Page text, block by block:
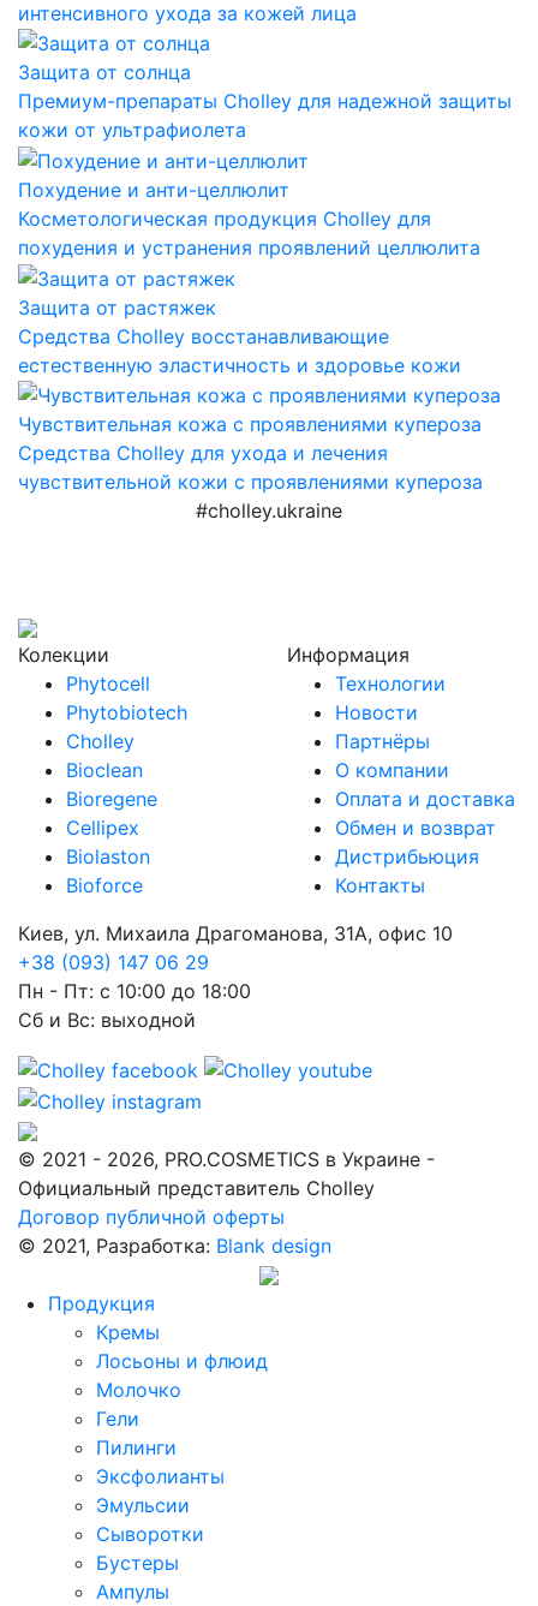
интенсивного ухода за кожей лица
Защита от солнца
Премиум-препараты Cholley для надежной защиты
кожи от ультрафиолета
Похудение и анти-целлюлит
Косметологическая продукция Cholley для
похудения и устранения проявлений целлюлита
Защита от растяжек
Средства Cholley восстанавливающие
естественную эластичность и здоровье кожи
Чувствительная кожа с проявлениями купероза
Средства Cholley для ухода и лечения
чувствительной кожи с проявлениями купероза
#cholley.ukraine
Колекции
Phytocell
Phytobiotech
Cholley
Bioclean
Bioregene
Cellipex
Biolaston
Bioforce
Информация
Технологии
Новости
Партнёры
О компании
Оплата и доставка
Обмен и возврат
Дистрибьюция
Контакты
Киев, ул. Михаила Драгоманова, 31А, офис 10
+38 (093) 147 06 29
Пн - Пт: с 10:00 до 18:00
Сб и Вс: выходной
© 2021 - 2026, PRO.COSMETICS в Украине -
Официальный представитель Cholley
Договор публичной оферты
© 2021, Разработка: Blank design
Продукция
Кремы
Лосьоны и флюид
Молочко
Гели
Пилинги
Эксфолианты
Эмульсии
Сыворотки
Бустеры
Ампулы